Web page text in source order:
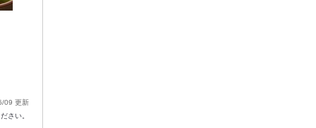
09 更新
さい。